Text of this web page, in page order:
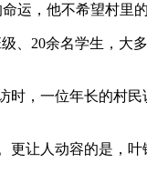
运，他不希望村里
、20余名学生，
，一位年长的村
让人动容的是，